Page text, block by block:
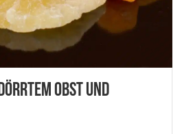
Obst und